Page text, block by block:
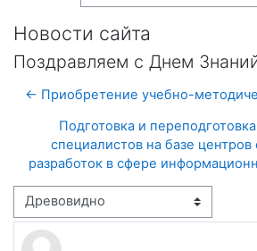
Новости сайта
Поздравляем с Днем
← Приобретение учебно-
Подготовка и
специалистов на базе центров
разработок в сфере
Режим отображения